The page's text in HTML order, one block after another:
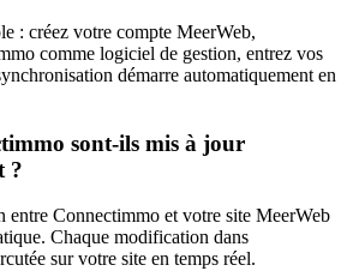
: créez votre compte MeerWeb,
comme logiciel de gestion, entrez vos
démarre automatiquement en
sont-ils mis à jour
?
entre Connectimmo et votre site MeerWeb
Chaque modification dans
sur votre site en temps réel.